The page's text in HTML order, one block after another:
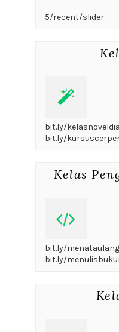
5/recent/slider
bit.ly/
bit.ly/
Kelas
bit.ly/
bit.ly/